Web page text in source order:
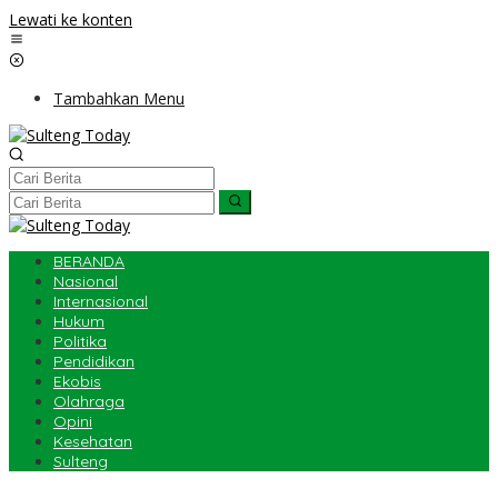
Lewati ke konten
Tambahkan Menu
BERANDA
Nasional
Internasional
Hukum
Politika
Pendidikan
Ekobis
Olahraga
Opini
Kesehatan
Sulteng